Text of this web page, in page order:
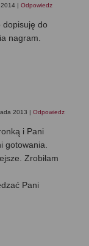
| Odpowiedz
dopisuję do
nagram.
2013 | Odpowiedz
i Pani
gotowania.
Zrobiłam
Pani